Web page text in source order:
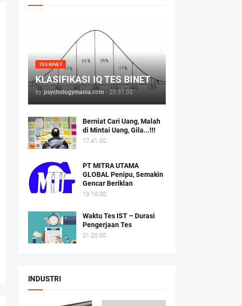
TES BINET
KLASIFIKASI IQ TES BINET
by psychologymania.com - 20.51.00
Berniat Cari Uang, Malah
di Mintai Uang, Gila...!!!
17.41.00
PT MITRA UTAMA
GLOBAL Penipu, Semakin
Gencar Beriklan
19.10.00
Waktu Tes IST – Durasi
Pengerjaan Tes
21.20.00
INDUSTRI